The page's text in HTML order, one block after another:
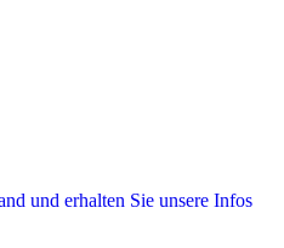
und erhalten Sie unsere Infos